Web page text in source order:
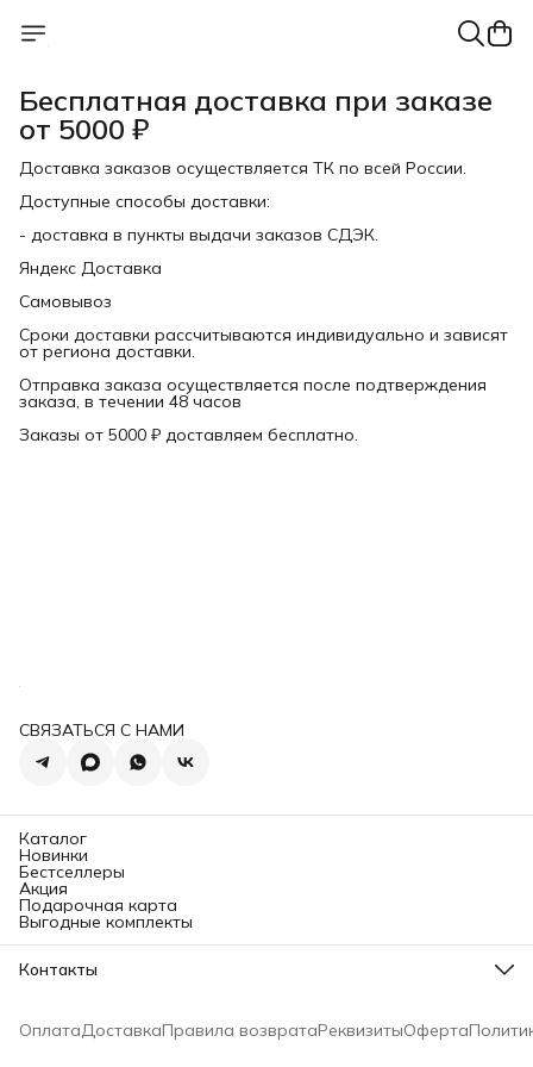
Бесплатная доставка при заказе
от 5000 ₽
Доставка заказов осуществляется ТК по всей России.
Доступные способы доставки:
- доставка в пункты выдачи заказов СДЭК.
Яндекс Доставка
Самовывоз
Сроки доставки рассчитываются индивидуально и зависят
от региона доставки.
Отправка заказа осуществляется после подтверждения
заказа, в течении 48 часов
Заказы от 5000 ₽ доставляем бесплатно.
СВЯЗАТЬСЯ С НАМИ
Каталог
Новинки
Бестселлеры
Акция
Подарочная карта
Выгодные комплекты
Контакты
Телефон
ОплатаДоставкаПравила возвратаРеквизитыОферта